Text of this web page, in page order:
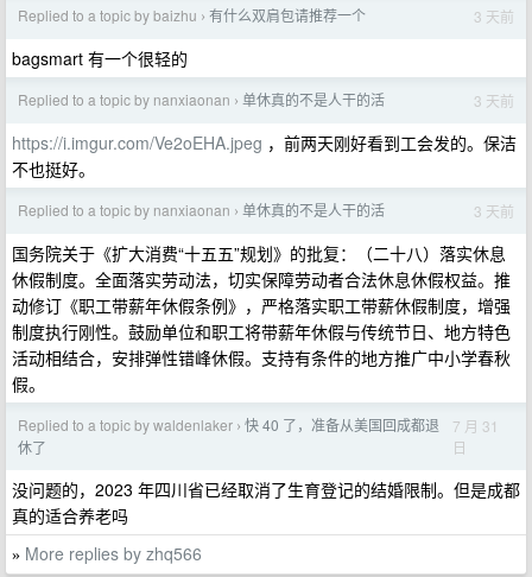
Replied to a topic by baizhu › 有什么双肩包请推荐一个 3 天前
bagsmart 有一个很轻的
Replied to a topic by nanxiaonan › 单休真的不是人干的活 3 天前
https://i.imgur.com/Ve2oEHA.jpeg ，前两天刚好看到工会发的。保洁
不也挺好。
Replied to a topic by nanxiaonan › 单休真的不是人干的活 3 天前
国务院关于《扩大消费“十五五”规划》的批复：（二十八）落实休息
休假制度。全面落实劳动法，切实保障劳动者合法休息休假权益。推
动修订《职工带薪年休假条例》，严格落实职工带薪休假制度，增强
制度执行刚性。鼓励单位和职工将带薪年休假与传统节日、地方特色
活动相结合，安排弹性错峰休假。支持有条件的地方推广中小学春秋
假。
Replied to a topic by waldenlaker › 快 40 了，准备从美国回成都退
休了
7 月 31
日
没问题的，2023 年四川省已经取消了生育登记的结婚限制。但是成都
真的适合养老吗
» More replies by zhq566